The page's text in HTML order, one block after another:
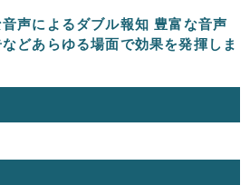
声によるダブル報知 豊富な音声
どあらゆる場面で効果を発揮しま